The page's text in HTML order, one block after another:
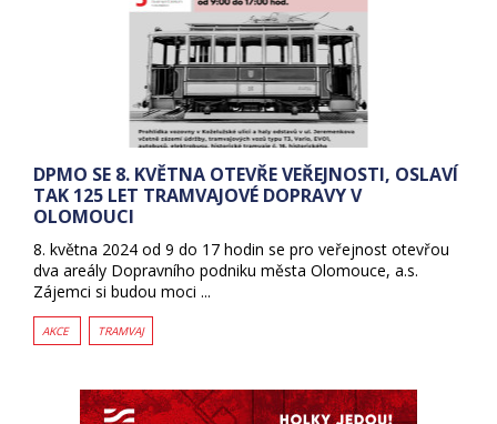
DPMO SE 8. KVĚTNA OTEVŘE VEŘEJNOSTI, OSLAVÍ
TAK 125 LET TRAMVAJOVÉ DOPRAVY V
OLOMOUCI
8. května 2024 od 9 do 17 hodin se pro veřejnost otevřou
dva areály Dopravního podniku města Olomouce, a.s.
Zájemci si budou moci ...
AKCE TRAMVAJ